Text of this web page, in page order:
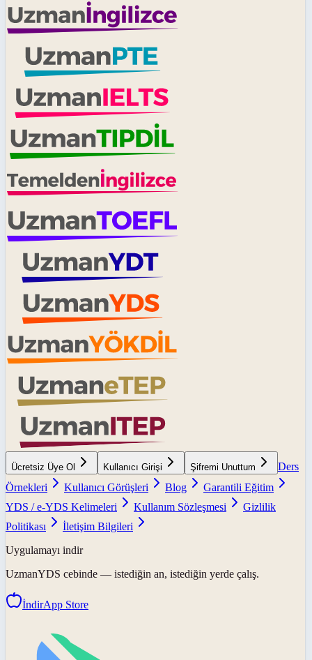
Ücretsiz Üye Ol Kullanıcı Girişi Şifremi Unuttum
Ders
Örnekleri
Kullanıcı Görüşleri Blog
Garantili Eğitim
YDS / e-YDS Kelimeleri
Kullanım Sözleşmesi
Gizlilik
Politikası
İletişim Bilgileri
Uygulamayı indir
UzmanYDS cebinde — istediğin an, istediğin yerde çalış.
İndirApp Store